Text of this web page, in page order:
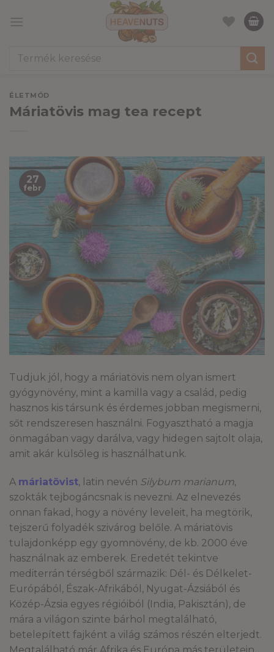
Keresés
ÉLETMÓD
Máriatövis mag tea recept
27
febr
Tudjuk jól, hogy a máriatövis nem olyan ismert
gyógynövény, mint a kamilla vagy a család, pedig
hasznos kis társunk és érdemes jobban megismerni,
sőt rendszeresen használni. Fogyasztható a magja
önmagában vagy darálva, vagy hidegen sajtolt olaja,
amit akár külsőleg is használhatunk.
A máriatövist, latin nevén Silybum marianum,
szokták tejbogáncsnak is nevezni. Az elnevezés
onnan fakad, hogy a növény leveleit, ha megtörik,
tejszerű folyadék szivárog belőle. A máriatövis
tulajdonképp egy gyomnövény, de kb. 2000 éve
használnak az emberek. Eredetét tekintve
mediterrán térségből származik: Dél- és Délkelet-
Európából, Észak-Afrikából, Nyugat-Ázsiából és
Közép-Ázsia egyes régióiból (India, Pakisztán), de
mára a világon szinte bárhol megtalálható,
betelepített fajként a világ számos részén elterjedt.